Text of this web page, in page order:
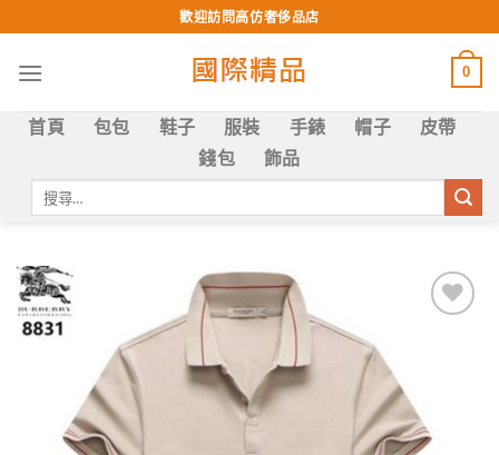
to
content
歡迎訪問高仿奢侈品店
0
首頁 包包 鞋子 服裝 手錶 帽子
皮帶
錢包
飾品
字: